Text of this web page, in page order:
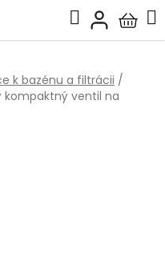
Hľadať
košík
k bazénu a filtrácii /
ventil na